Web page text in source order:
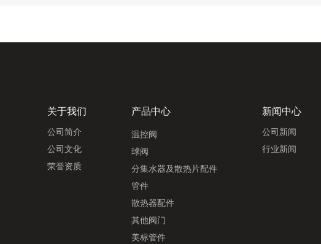
关于我们
公司简介
公司文化
荣誉资质
产品中心
温控阀
球阀
分集水器及散热片配件
管件
散热器配件
其他阀门
美标管件
新闻中心
公司新闻
行业新闻